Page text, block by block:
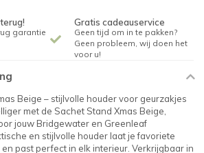
garantie
Gratis cadeauservice
Geen tijd om in te pakken?
Geen probleem, wij doen het
voor u!
Beige – stijlvolle houder voor geurzakjes
met de Sachet Stand Xmas Beige,
jouw Bridgewater en Greenleaf
en stijlvolle houder laat je favoriete
past perfect in elk interieur. Verkrijgbaar in